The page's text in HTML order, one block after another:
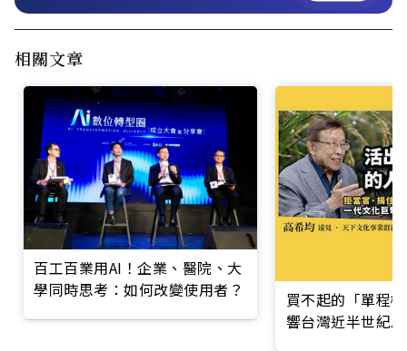
相關文章
百工百業用AI！企業、醫院、大
學同時思考：如何改變使用者？
買不起的「單程
響台灣近半世紀